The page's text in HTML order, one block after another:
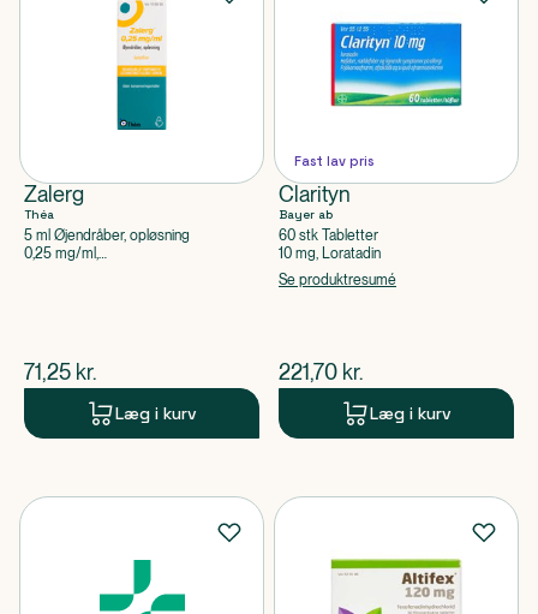
Zalerg
Théa
5 ml Øjendråber, opløsning
0,25 mg/ml,
$nuværende pris
71,25 kr.
Læg i kurv
Fast lav pris
Clarityn
Bayer ab
60 stk Tabletter
10 mg, Loratadin
Se produktresumé
$nuværende pris
221,70 kr.
Læg i kurv